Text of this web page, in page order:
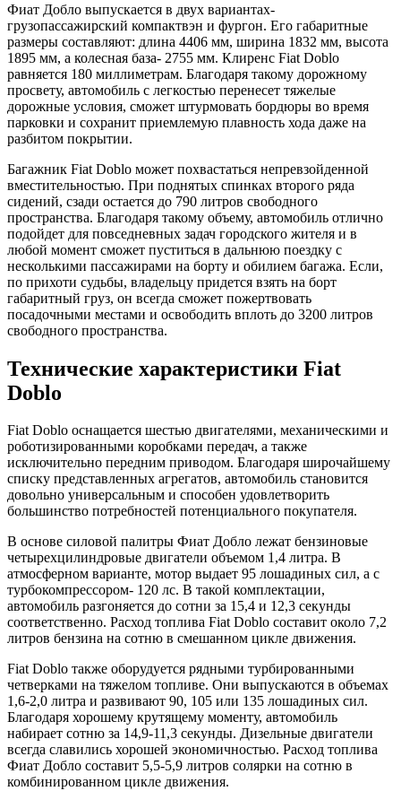
Фиат Добло выпускается в двух вариантах-
грузопассажирский компактвэн и фургон. Его габаритные
размеры составляют: длина 4406 мм, ширина 1832 мм, высота
1895 мм, а колесная база- 2755 мм. Клиренс Fiat Doblo
равняется 180 миллиметрам. Благодаря такому дорожному
просвету, автомобиль с легкостью перенесет тяжелые
дорожные условия, сможет штурмовать бордюры во время
парковки и сохранит приемлемую плавность хода даже на
разбитом покрытии.
Багажник Fiat Doblo может похвастаться непревзойденной
вместительностью. При поднятых спинках второго ряда
сидений, сзади остается до 790 литров свободного
пространства. Благодаря такому объему, автомобиль отлично
подойдет для повседневных задач городского жителя и в
любой момент сможет пуститься в дальнюю поездку с
несколькими пассажирами на борту и обилием багажа. Если,
по прихоти судьбы, владельцу придется взять на борт
габаритный груз, он всегда сможет пожертвовать
посадочными местами и освободить вплоть до 3200 литров
свободного пространства.
Технические характеристики Fiat
Doblo
Fiat Doblo оснащается шестью двигателями, механическими и
роботизированными коробками передач, а также
исключительно передним приводом. Благодаря широчайшему
списку представленных агрегатов, автомобиль становится
довольно универсальным и способен удовлетворить
большинство потребностей потенциального покупателя.
В основе силовой палитры Фиат Добло лежат бензиновые
четырехцилиндровые двигатели объемом 1,4 литра. В
атмосферном варианте, мотор выдает 95 лошадиных сил, а с
турбокомпрессором- 120 лс. В такой комплектации,
автомобиль разгоняется до сотни за 15,4 и 12,3 секунды
соответственно. Расход топлива Fiat Doblo составит около 7,2
литров бензина на сотню в смешанном цикле движения.
Fiat Doblo также оборудуется рядными турбированными
четверками на тяжелом топливе. Они выпускаются в объемах
1,6-2,0 литра и развивают 90, 105 или 135 лошадиных сил.
Благодаря хорошему крутящему моменту, автомобиль
набирает сотню за 14,9-11,3 секунды. Дизельные двигатели
всегда славились хорошей экономичностью. Расход топлива
Фиат Добло составит 5,5-5,9 литров солярки на сотню в
комбинированном цикле движения.